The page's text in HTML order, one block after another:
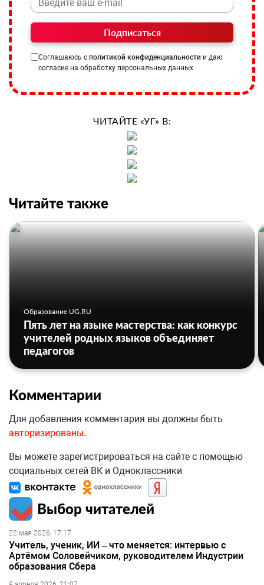
Подписаться
Соглашаюсь с политикой конфиденциальности и даю
согласие на обработку персональных данных
ЧИТАЙТЕ «УГ» В:
Читайте также
Образование UG.RU
Пять лет на языке мастерства: как конкурс
учителей родных языков объединяет
педагогов
Комментарии
Для добавления комментария вы должны быть
авторизированы.
Вы можете зарегистрироваться на сайте с помощью
социальных сетей ВК и Одноклассники
Выбор читателей
22 мая 2026, 17:17
Учитель, ученик, ИИ – что меняется: интервью с
Артёмом Соловейчиком, руководителем Индустрии
образования Сбера